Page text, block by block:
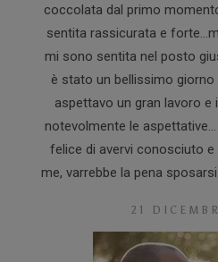
coccolata dal primo
sentita rassicurata e
mi sono sentita nel posto
è stato un bellissimo giorno
aspettavo un gran lavoro
notevolmente le
felice di avervi conosciuto e
me, varrebbe la pena
21